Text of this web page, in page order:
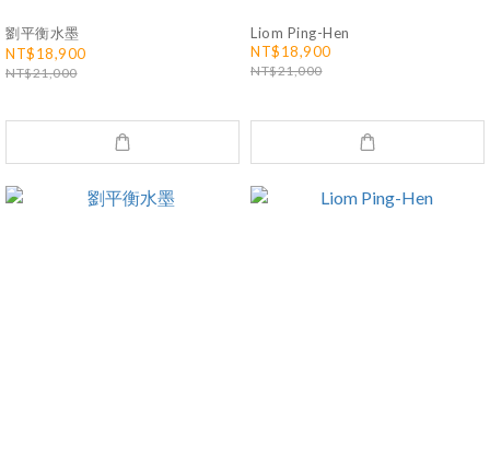
劉平衡水墨
NT$18,900
NT$21,000
Liom Ping-Hen
NT$18,900
NT$21,000